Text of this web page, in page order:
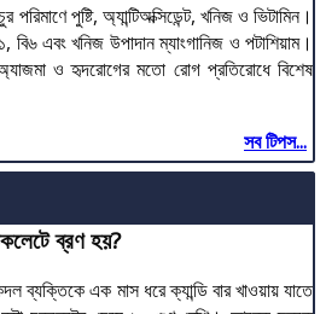
পুষ্টি, অ্যান্টিঅক্সিডেন্ট, খনিজ ও ভিটামিন।
বি৬ এবং খনিজ উপাদান ম্যাংগানিজ ও পটাশিয়াম।
ও হৃদরোগের মতো রোগ প্রতিরোধে বিশেষ
সব টিপস...
ব্রণ হয়?
ব্যক্তিকে এক মাস ধরে ক্যান্ডি বার খাওয়ায় যাতে